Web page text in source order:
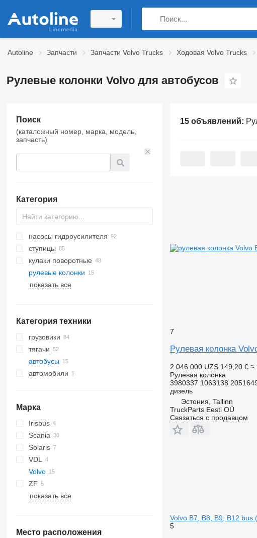
Autoline Запчасти Запчасти Volvo Trucks Ходовая Volvo Trucks
Рулевые колонки Volvo для автобусов
Поиск
(каталожный номер, марка, модель,
запчасть)
Категория
насосы гидроусилителя
ступицы
кулаки поворотные
рулевые колонки
показать все
Категория техники
грузовики
тягачи
автобусы
автомобили
Марка
Eurorider
Irisbus
Axer
Citelis
Crossway
Daily
Domino
Evadys
Proway
Lion's series
O-series
Tourismo
Travego
Scania
K-series
Solaris
Alpino
Urbino
VDL
Futura
Volvo
7700
9900
B8R
ZF
показать все
Место расположения
15 объявлений: Рулевые колонки Volvo
7
Рулевая колонка
2 046 000 UZS 149,20 € ≈
Рулевая колонка
3980337 1063138
дизель
Эстония, Tallinn
TruckParts Eesti OÜ
Связаться с продавцом
Volvo B7, B8, B9, B12 bus
5